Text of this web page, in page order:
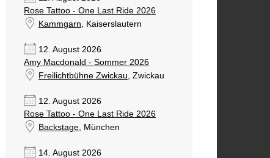
Rose Tattoo - One Last Ride 2026
Kammgarn, Kaiserslautern
12. August 2026
Amy Macdonald - Sommer 2026
Freilichtbühne Zwickau, Zwickau
12. August 2026
Rose Tattoo - One Last Ride 2026
Backstage, München
14. August 2026